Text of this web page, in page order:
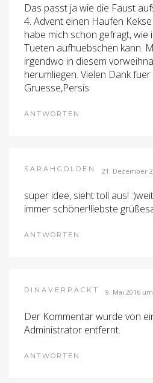
Das passt ja wie die Faust
4. Advent einen Haufen
habe mich schon gefragt, wie
Tueten aufhuebschen kann.
irgendwo in diesem
herumliegen. Vielen Dank
Gruesse,Persis
ANTWORTEN
SARAHGOLDEN 21. Dezember
super idee, sieht toll aus!
immer schöner!liebste
ANTWORTEN
DINAVERPACKT 9. Mai 2016
Der Kommentar wurde von
Administrator entfernt.
ANTWORTEN